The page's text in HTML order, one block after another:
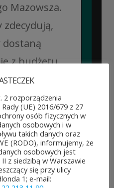
Mazowsza.
zdecydują,
dostaną
z budżetu
Do rozdania
Mieszkańcy
2 rozporządzenia
(UE) 2016/679 z 27
osób fizycznych w
osobowych i w
takich danych oraz
(RODO), informujemy, że
osobowych jest
z siedzibą w Warszawie
się przy ulicy
1; e-mail: